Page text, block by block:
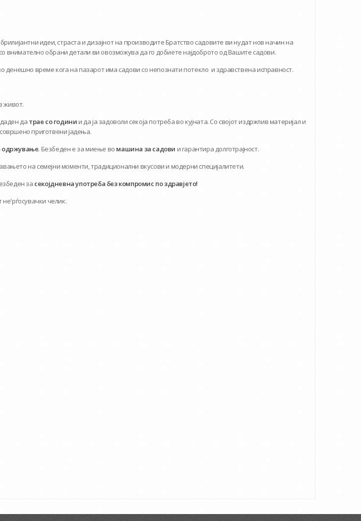
идеи, страста и дизајнот на производите Братство садовите ви нудат нов начин на
внимателно обрани детали ви овозможува да го добиете најдоброто од Вашите садови.
денешно време кога на пазарот има садови со непознати потекло и здравствена исправност.
живот.
да трае со годинии да ја задоволи секоја потреба во кујната. Со својот издржлив материјал и
приготвени јадења.
одржување. Безбеден е за миење во машина за садови и гарантира долготрајност.
на семејни моменти, традиционални вкусови и модерни специјалитети.
за секојдневна употреба без компромис по здравјето!
челик.